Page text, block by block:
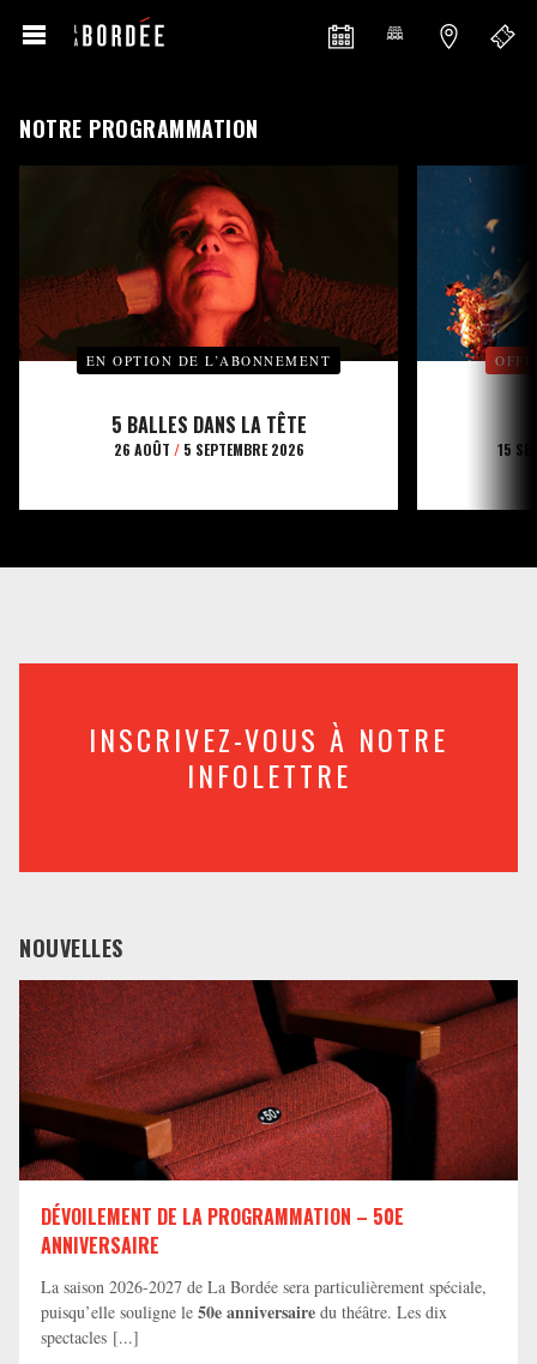
NOTRE PROGRAMMATION
EN OPTION DE L’ABONNEMENT
5 BALLES DANS LA TÊTE
26 AOÛT /5 SEPTEMBRE 2026 15
INSCRIVEZ-VOUS À NOTRE
INFOLETTRE
NOUVELLES
DÉVOILEMENT DE LA PROGRAMMATION – 50E
ANNIVERSAIRE
La saison 2026-2027 de La Bordée sera particulièrement spéciale,
puisqu’elle souligne le 50e anniversaire du théâtre. Les dix
spectacles [...]